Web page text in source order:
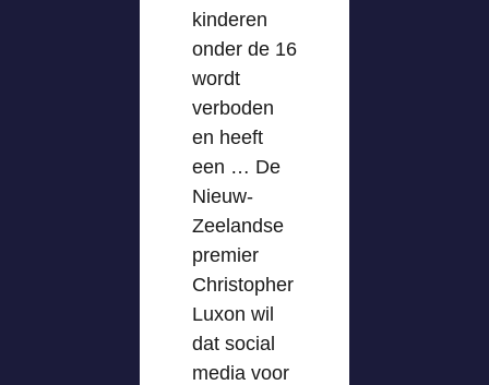
kinderen
onder de 16
wordt
verboden
en heeft
een … De
Nieuw-
Zeelandse
premier
Christopher
Luxon wil
dat social
media voor